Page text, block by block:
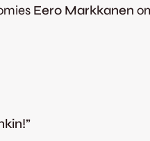
Eero Markkanen